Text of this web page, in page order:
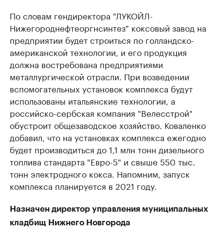
По словам гендиректора "ЛУКОЙЛ-
Нижегороднефтеоргнсинтез" коксовый завод на
предприятии будет строиться по голландско-
американской технологии, и его продукция
должна востребована предприятиями
металлургической отрасли. При возведении
вспомогательных установок комплекса будут
использованы итальянские технологии, а
российско-сербская компания "Велесстрой"
обустроит общезаводское хозяйство. Коваленко
добавил, что на установках комплекса ежегодно
будет производиться до 1,1 млн тонн дизельного
топлива стандарта "Евро-5" и свыше 550 тыс.
тонн электродного кокса. Напомним, запуск
комплекса планируется в 2021 году.
Назначен директор управления муниципальных
кладбищ Нижнего Новгорода